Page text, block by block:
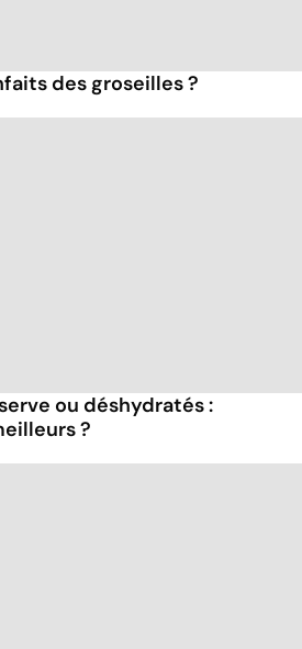
des groseilles ?
ou déshydratés :
?